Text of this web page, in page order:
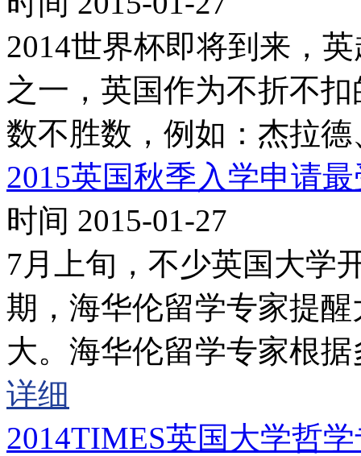
2014世界杯即将到来，
之一，英国作为不折不
数不胜数，例如：杰拉
2015英国秋季入学申请
时间 2015-01-27
7月上旬，不少英国大学
期，海华伦留学专家提
大。海华伦留学专家根
详细
2014TIMES英国大学哲